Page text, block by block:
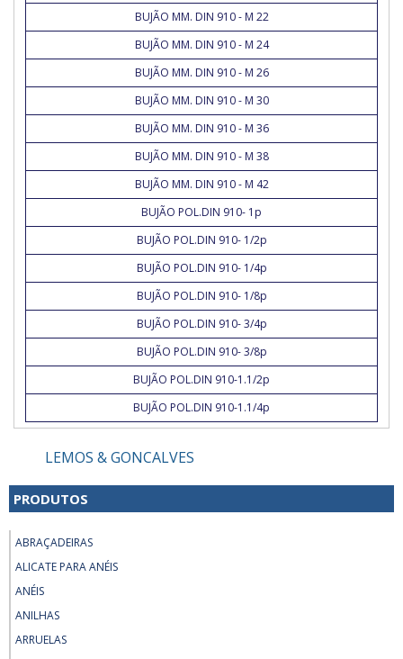
BUJÃO MM. DIN 910 - M 22
BUJÃO MM. DIN 910 - M 24
BUJÃO MM. DIN 910 - M 26
BUJÃO MM. DIN 910 - M 30
BUJÃO MM. DIN 910 - M 36
BUJÃO MM. DIN 910 - M 38
BUJÃO MM. DIN 910 - M 42
BUJÃO POL.DIN 910- 1p
BUJÃO POL.DIN 910- 1/2p
BUJÃO POL.DIN 910- 1/4p
BUJÃO POL.DIN 910- 1/8p
BUJÃO POL.DIN 910- 3/4p
BUJÃO POL.DIN 910- 3/8p
BUJÃO POL.DIN 910-1.1/2p
BUJÃO POL.DIN 910-1.1/4p
LEMOS & GONCALVES
PRODUTOS
ABRAÇADEIRAS
ALICATE PARA ANÉIS
ANÉIS
ANILHAS
ARRUELAS